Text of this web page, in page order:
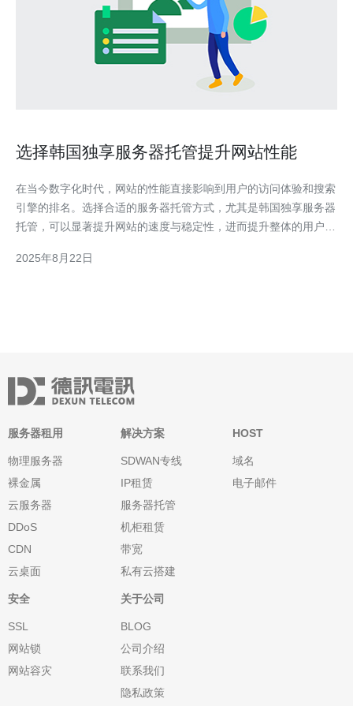
选择韩国独享服务器托管提升网站性能
在当今数字化时代，网站的性能直接影响到用户的访问体验和搜索
引擎的排名。选择合适的服务器托管方式，尤其是韩国独享服务器
托管，可以显著提升网站的速度与稳定性，进而提升整体的用户满
服务器托管的原因有很多。首先，韩国地理位置优越，能够为亚洲
2025年8月22日
服务器租用
物理服务器
裸金属
云服务器
DDoS
CDN
云桌面
解决方案
SDWAN专线
IP租赁
服务器托管
机柜租赁
带宽
私有云搭建
HOST
域名
电子邮件
安全
SSL
网站锁
网站容灾
关于公司
BLOG
公司介绍
联系我们
隐私政策